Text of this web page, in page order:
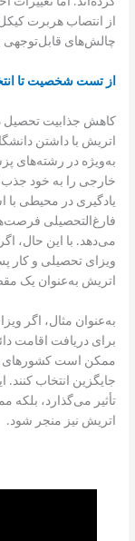
از انتصاب هربرت
چالش‌های قابل‌توجهی
از تست شخصیت تا
کاهش جذابیت تحصیل
اتریش با داشتن
به‌ویژه در رشته‌های
خارجی را به خود جذب
یادگیری در محیطی با
فارغ‌التحصیلی
می‌دهد. با این حال،
ویزای تحصیلی و کار
اتریش به‌عنوان یک
به‌عنوان مثال، اگر
برای دریافت اقامت
ممکن است کشورهای
جایگزین انتخاب کنند.
تأثیر می‌گذارد،
اتریش نیز منجر شود.